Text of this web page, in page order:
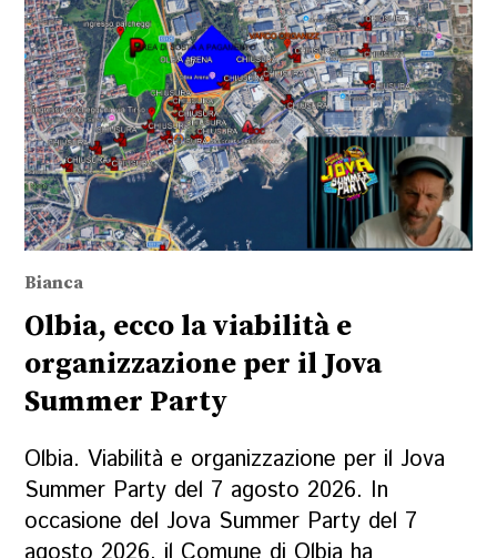
Bianca
Olbia, ecco la viabilità e
organizzazione per il Jova
Summer Party
Olbia. Viabilità e organizzazione per il Jova
Summer Party del 7 agosto 2026. In
occasione del Jova Summer Party del 7